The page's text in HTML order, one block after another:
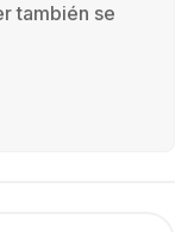
también se